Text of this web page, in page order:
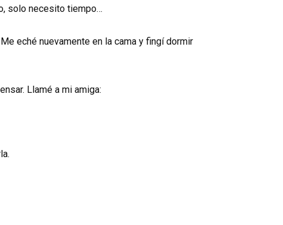
solo necesito tiempo…
eché nuevamente en la cama y fingí dormir
Llamé a mi amiga: